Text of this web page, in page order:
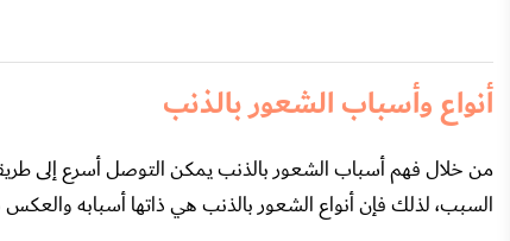
أنواع وأسباب الشعور بالذنب
من خلال فهم أسباب الشعور بالذنب يمكن التوصل أسرع إلى
السبب، لذلك فإن أنواع الشعور بالذنب هي ذاتها أسبابه